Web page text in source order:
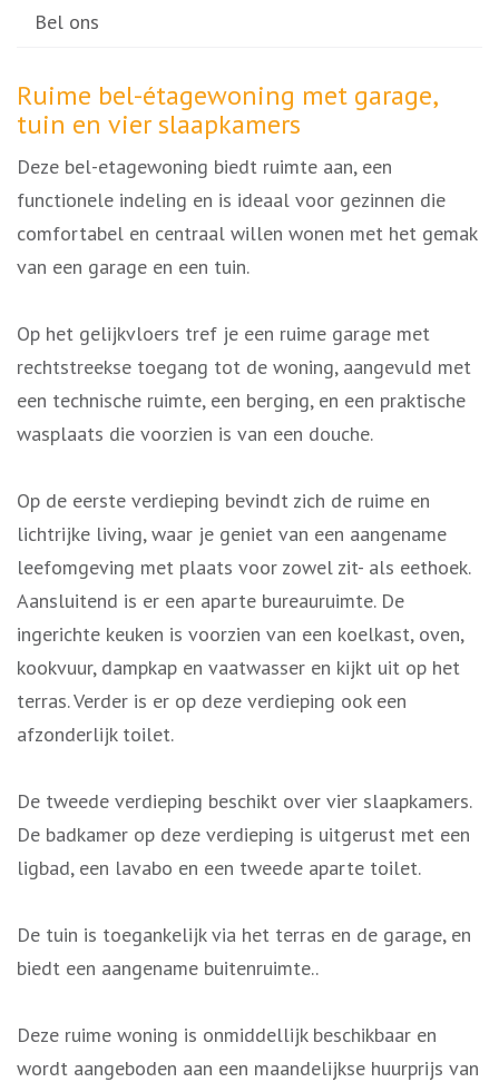
Bel ons
Omschrijving
Ruime bel-étagewoning met garage,
tuin en vier slaapkamers
Deze bel-etagewoning biedt ruimte aan, een
functionele indeling en is ideaal voor gezinnen die
comfortabel en centraal willen wonen met het gemak
van een garage en een tuin.
Op het gelijkvloers tref je een ruime garage met
rechtstreekse toegang tot de woning, aangevuld met
een technische ruimte, een berging, en een praktische
wasplaats die voorzien is van een douche.
Op de eerste verdieping bevindt zich de ruime en
lichtrijke living, waar je geniet van een aangename
leefomgeving met plaats voor zowel zit- als eethoek.
Aansluitend is er een aparte bureauruimte. De
ingerichte keuken is voorzien van een koelkast, oven,
kookvuur, dampkap en vaatwasser en kijkt uit op het
terras. Verder is er op deze verdieping ook een
afzonderlijk toilet.
De tweede verdieping beschikt over vier slaapkamers.
De badkamer op deze verdieping is uitgerust met een
ligbad, een lavabo en een tweede aparte toilet.
De tuin is toegankelijk via het terras en de garage, en
biedt een aangename buitenruimte..
Deze ruime woning is onmiddellijk beschikbaar en
wordt aangeboden aan een maandelijkse huurprijs van